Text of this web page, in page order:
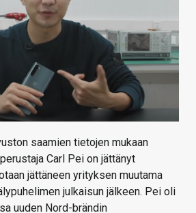
saamien tietojen mukaan
Carl Pei on jättänyt
jättäneen yrityksen muutama
julkaisun jälkeen. Pei oli
uuden Nord-brändin